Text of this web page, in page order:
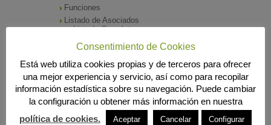
Funciones
Listado de Asociados
Listado Completo
Como asociarse
SALA DE PRENSA
Notas de Prensa
Archivos Corporativos
GALERÍA DE IMÁGENES
CONTACTO
Consentimiento de Cookies
Está web utiliza cookies propias y de terceros para ofrecer
una mejor experiencia y servicio, así como para recopilar
información estadística sobre su navegación. Puede cambiar
la configuración u obtener más información en nuestra
política de cookies.
Aceptar Cancelar Configurar